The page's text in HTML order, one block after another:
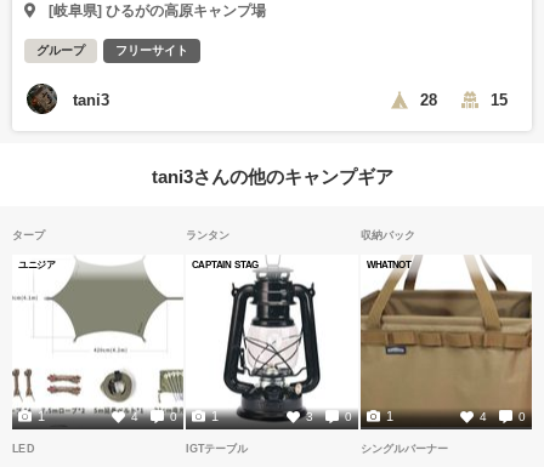
[岐阜県] ひるがの高原キャンプ場
グループ フリーサイト
tani3 28 15
tani3さんの他のキャンプギア
タープ
ユニジア
4 0
1
ランタン
CAPTAIN STAG
3 0
1
収納バック
WHATNOT
4 0
1
LED IGTテーブル シングルバーナー